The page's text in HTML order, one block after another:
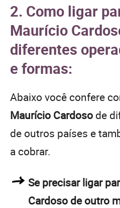
2. Como ligar
Maurício
diferentes
e formas:
Abaixo você confere
Maurício Cardoso de
de outros países e
a cobrar.
Se precisar ligar
Cardoso de outro